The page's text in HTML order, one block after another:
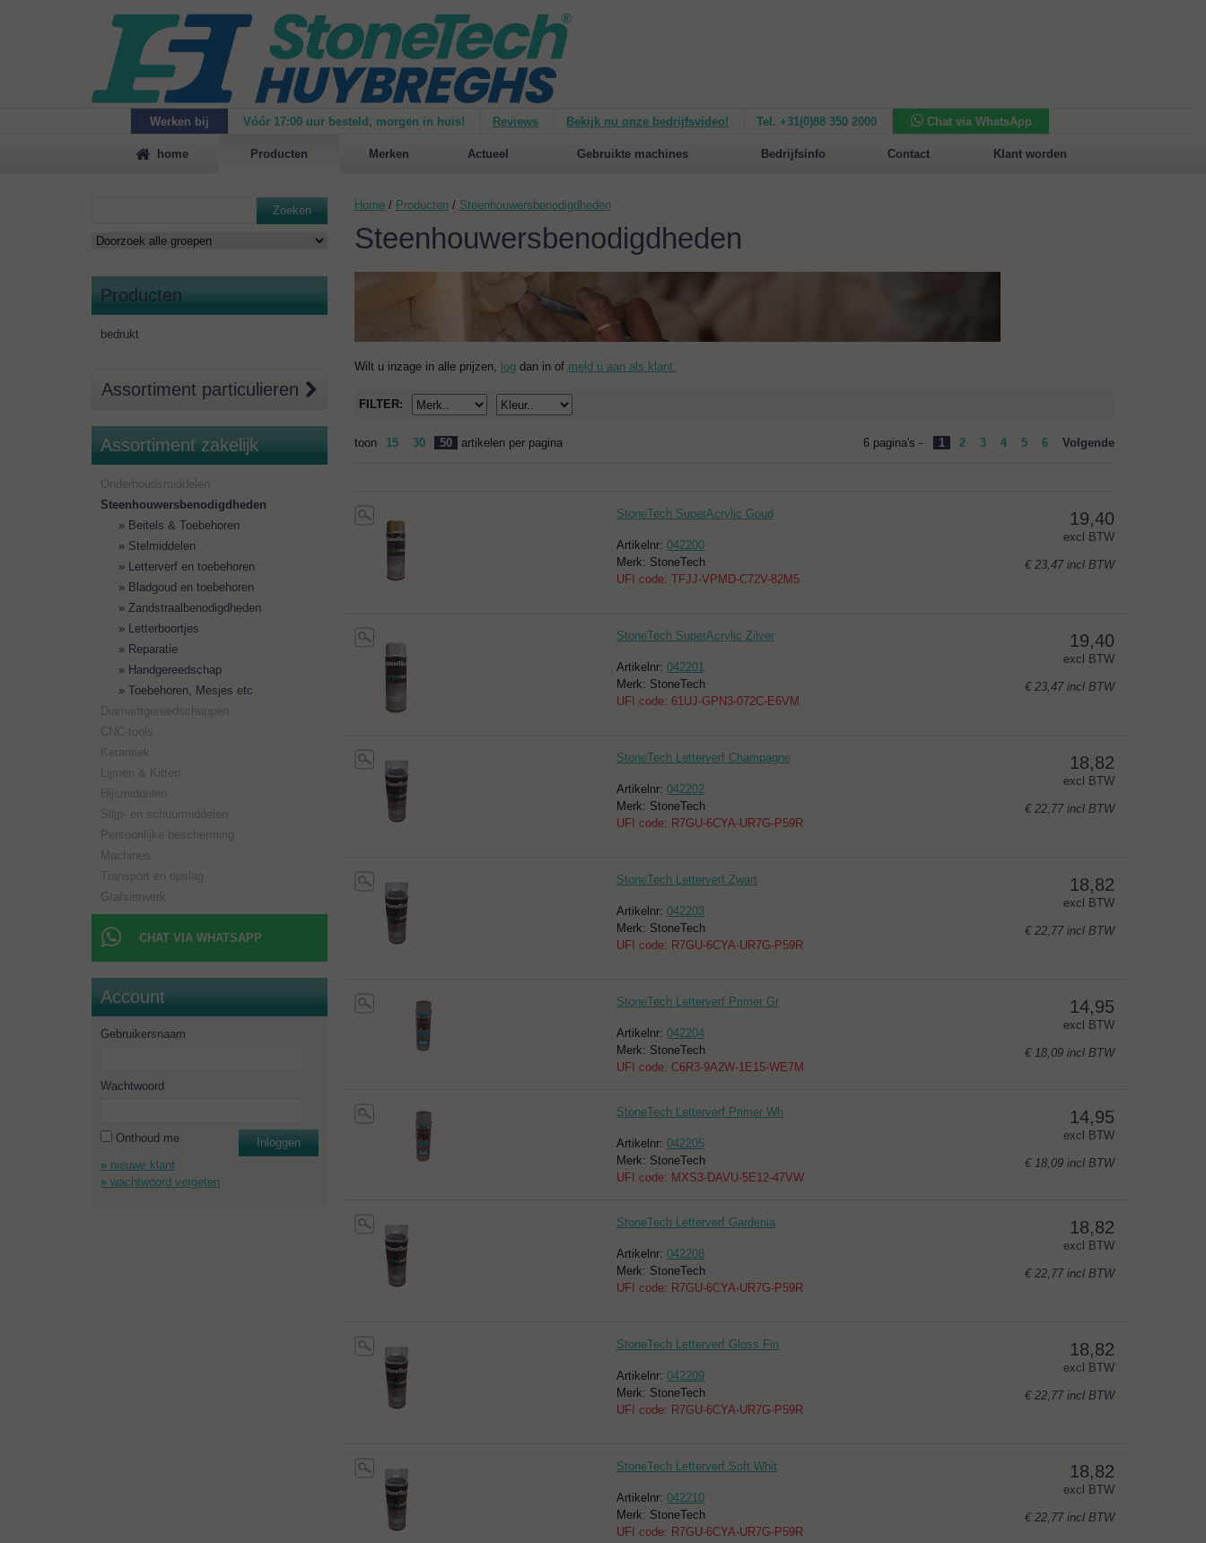
Werken bij Vóór 17:00 uur besteld, morgen in huis! Reviews Bekijk nu onze bedrijfsvideo! Tel. +31(0)88 350 2000
Chat via WhatsApp
Maak
vrijblijvend een afspraak voor een demonstratie van de Mirage 1500 Nieuw op de website: selecteer nu op merken! Nieuw in het assortiment: Sansone Collection
home Producten Merken Actueel Gebruikte machines Bedrijfsinfo Contact Klant worden
Zoeken
Producten
bedrukt
Assortiment particulieren
Assortiment zakelijk
Onderhoudsmiddelen
Steenhouwersbenodigdheden
Beitels & Toebehoren
Stelmiddelen
Letterverf en toebehoren
Bladgoud en toebehoren
Zandstraalbenodigdheden
Letterboortjes
Reparatie
Handgereedschap
Toebehoren, Mesjes etc
Diamantgereedschappen
CNC-tools
Keramiek
Lijmen & Kitten
Hijsmiddelen
Slijp- en schuurmiddelen
Persoonlijke bescherming
Machines
Transport en opslag
Grafsierwerk
CHAT VIA WHATSAPP
Account
Gebruikersnaam
Wachtwoord
Onthoud me
Inloggen
nieuwe klant
wachtwoord vergeten
Home / Producten/ Steenhouwersbenodigdheden
Steenhouwersbenodigdheden
Wilt u inzage in alle prijzen, logdan in of meld u aan als klant.
FILTER:
toon 15 30 50 artikelen per pagina 6 pagina's - 1 2 3 4 5 6 Volgende
StoneTech SuperAcrylic Goud
Artikelnr: 042200
Merk: StoneTech
UFI code: TFJJ-VPMD-C72V-82M5
19,40
excl BTW
€ 23,47 incl BTW
StoneTech SuperAcrylic Zilver
Artikelnr: 042201
Merk: StoneTech
UFI code: 61UJ-GPN3-072C-E6VM
19,40
excl BTW
€ 23,47 incl BTW
StoneTech Letterverf Champagne
Artikelnr: 042202
Merk: StoneTech
UFI code: R7GU-6CYA-UR7G-P59R
18,82
excl BTW
€ 22,77 incl BTW
StoneTech Letterverf Zwart
Artikelnr: 042203
Merk: StoneTech
UFI code: R7GU-6CYA-UR7G-P59R
18,82
excl BTW
€ 22,77 incl BTW
StoneTech Letterverf Primer Gr
Artikelnr: 042204
Merk: StoneTech
UFI code: C6R3-9A2W-1E15-WE7M
14,95
excl BTW
€ 18,09 incl BTW
StoneTech Letterverf Primer Wh
Artikelnr: 042205
Merk: StoneTech
UFI code: MXS3-DAVU-5E12-47VW
14,95
excl BTW
€ 18,09 incl BTW
StoneTech Letterverf Gardenia
Artikelnr: 042208
Merk: StoneTech
UFI code: R7GU-6CYA-UR7G-P59R
18,82
excl BTW
€ 22,77 incl BTW
StoneTech Letterverf Gloss Fin
Artikelnr: 042209
Merk: StoneTech
UFI code: R7GU-6CYA-UR7G-P59R
18,82
excl BTW
€ 22,77 incl BTW
StoneTech Letterverf Soft Whit
Artikelnr: 042210
Merk: StoneTech
UFI code: R7GU-6CYA-UR7G-P59R
18,82
excl BTW
€ 22,77 incl BTW